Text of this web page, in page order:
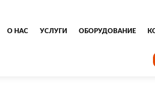
О НАС УСЛУГИ ОБОРУДОВАНИЕ